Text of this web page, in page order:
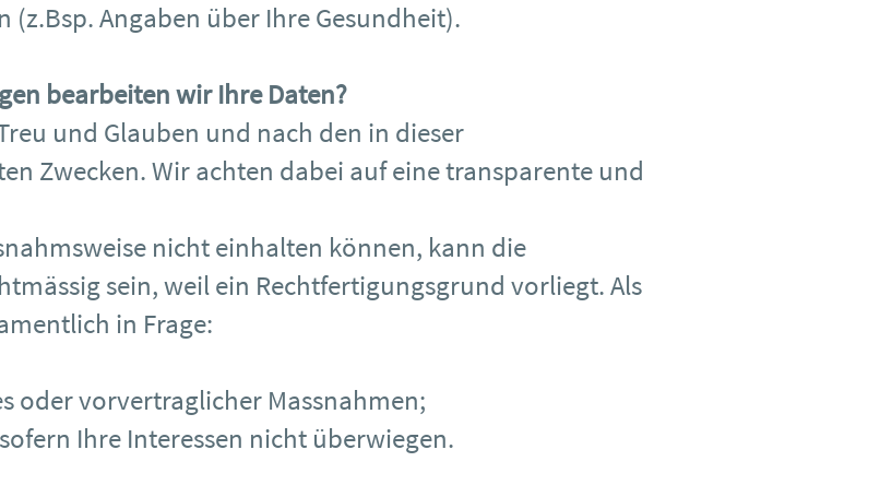
(z.Bsp. Angaben über Ihre Gesundheit).
bearbeiten wir Ihre Daten?
und Glauben und nach den in dieser
Zwecken. Wir achten dabei auf eine transparente und
nicht einhalten können, kann die
sein, weil ein Rechtfertigungsgrund vorliegt. Als
in Frage:
oder vorvertraglicher Massnahmen;
Ihre Interessen nicht überwiegen.